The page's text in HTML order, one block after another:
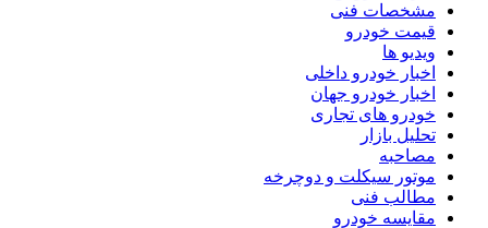
مشخصات فنی
قیمت خودرو
ویدیو ها
اخبار خودرو داخلی
اخبار خودرو جهان
خودرو های تجاری
تحلیل بازار
مصاحبه
موتور سیکلت و دوچرخه
مطالب فنی
مقایسه خودرو